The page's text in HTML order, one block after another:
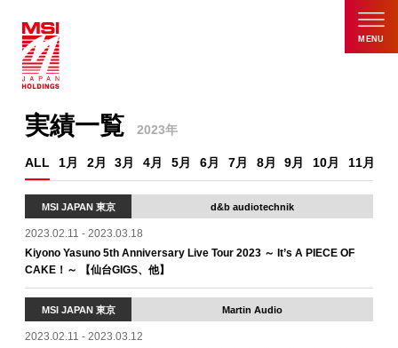
MENU
実績一覧 2023年
ALL 1月 2月 3月 4月 5月 6月 7月 8月 9月 10月 11月
MSI JAPAN 東京 d&b audiotechnik
2023.02.11 - 2023.03.18
Kiyono Yasuno 5th Anniversary Live Tour 2023 ～ It’s A PIECE OF
CAKE！～ 【仙台GIGS、他】
MSI JAPAN 東京 Martin Audio
2023.02.11 - 2023.03.12